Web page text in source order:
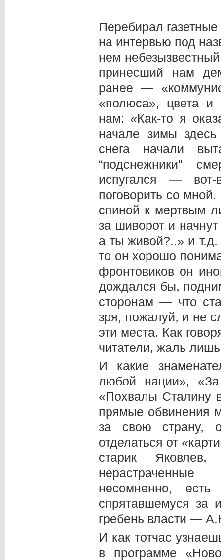
Перебирал
на интервью под
нем
принесший нам
ранее —
«полюса», цвета и
нам: «Как-то я
начале зимы
снега начали
“подснежники”
испугался — вот-
поговорить со
спиной к мертвым
за шиворот и
а ты живой?..» и
то он хорошо
фронтовиков он
дождался бы,
сторонам — что
зря, пожалуй, и не
эти места. Как
читатели, жаль
И какие
любой нации», «За
«Похвалы Сталину
прямые обвинения
за свою страну,
отделаться от
старик
несомненно,
спрятавшемуся за
гребень власти —
И как тотчас
в программе